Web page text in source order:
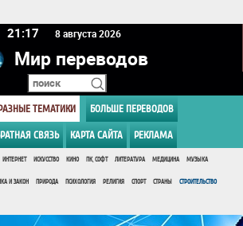
21 17 8 августа 2026
Мир переводов
ТЕМАТИКИ БОЛЬШЕ ПЕРЕВОДОВ
СВЯЗЬ КАРТА САЙТА РЕКЛАМА
ИНТЕРНЕТ ИСКУССТВО КИНО ПК, СОФТ ЛИТЕРАТУРА МЕДИЦИНА МУЗЫКА
И ЗАКОН ПРИРОДА ПСИХОЛОГИЯ РЕЛИГИЯ СПОРТ СТРАНЫ СТРОИТЕЛЬСТВО